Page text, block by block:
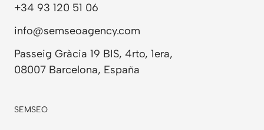
+34 93 120 51 06
info@semseoagency.com
Passeig Gràcia 19 BIS, 4rto, 1era,
08007 Barcelona, España
SEMSEO